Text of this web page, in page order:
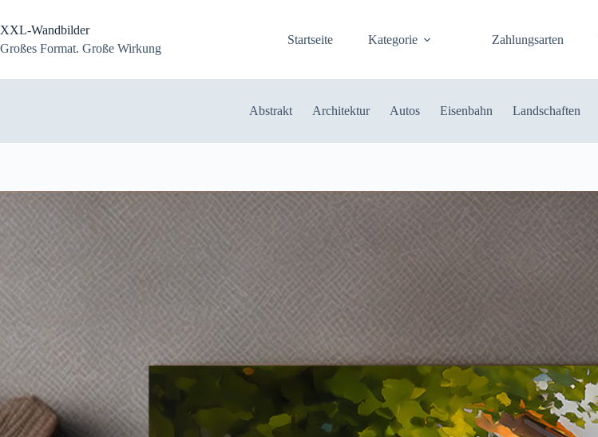
springen
XXL-Wandbilder
Großes Format. Große Wirkung
Startseite Kategorie Zahlungsarten
Abstrakt Architektur Autos Eisenbahn Landschaften